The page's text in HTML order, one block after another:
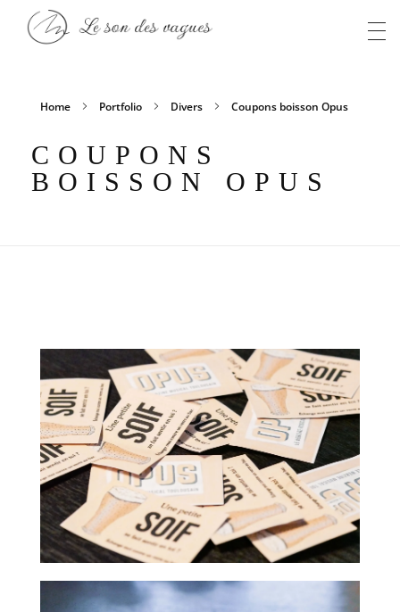
Home Portfolio Divers Coupons boisson Opus
COUPONS
BOISSON OPUS